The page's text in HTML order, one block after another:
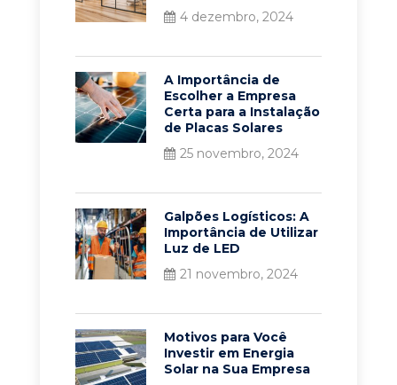
4 dezembro, 2024
A Importância de
Escolher a Empresa
Certa para a Instalação
de Placas Solares
25 novembro, 2024
Galpões Logísticos: A
Importância de Utilizar
Luz de LED
21 novembro, 2024
Motivos para Você
Investir em Energia
Solar na Sua Empresa